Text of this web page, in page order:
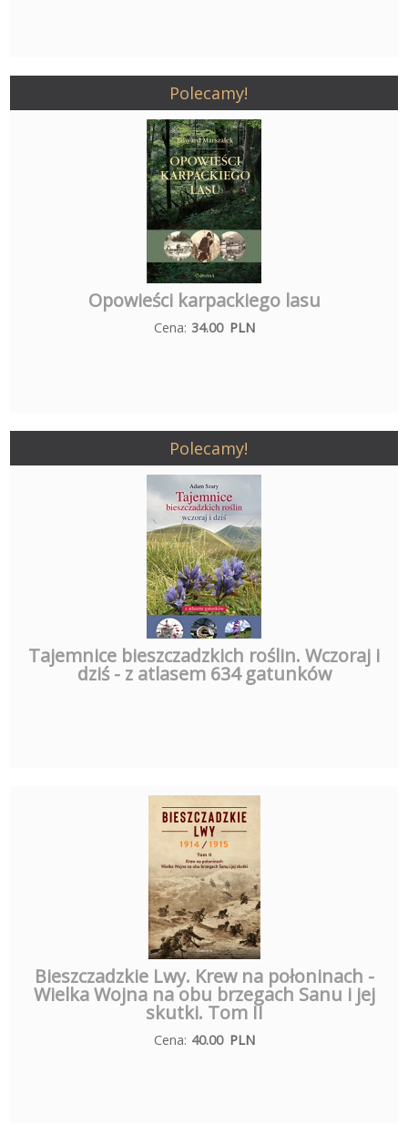
Polecamy!
Opowieści karpackiego lasu
Cena: 34.00 PLN
Polecamy!
Tajemnice bieszczadzkich roślin. Wczoraj i
dziś - z atlasem 634 gatunków
Bieszczadzkie Lwy. Krew na połoninach -
Wielka Wojna na obu brzegach Sanu i jej
skutki. Tom II
Cena: 40.00 PLN